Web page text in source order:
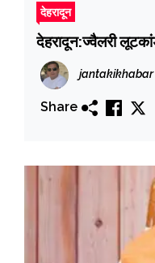
देहरादून
देहरादून:ज्वैलरी
jantakikhabar
Share